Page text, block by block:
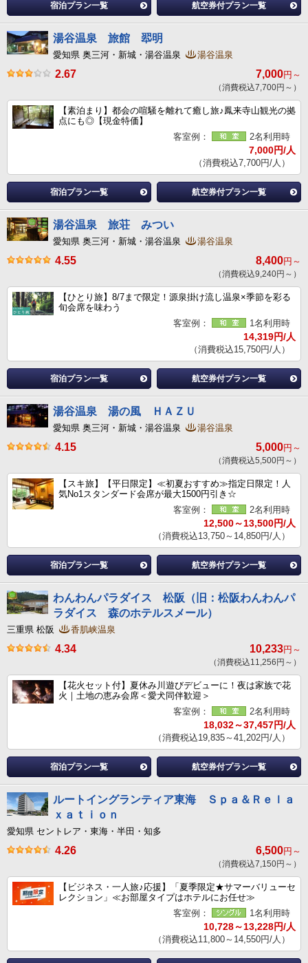
宿泊プラン一覧 航空券付プラン一覧
湯谷温泉 旅館 翆明
愛知県 奥三河・新城・湯谷温泉 湯谷温泉
2.67 7,000円～
（消費税込7,700円～）
【素泊まり】都会の喧騒を離れて癒し旅♪鳳来寺山観光の拠
点にも◎【現金特価】
客室例：
2名利用時
7,000円/人
（消費税込7,700円/人）
宿泊プラン一覧 航空券付プラン一覧
湯谷温泉 旅荘 みつい
愛知県 奥三河・新城・湯谷温泉 湯谷温泉
4.55 8,400円～
（消費税込9,240円～）
【ひとり旅】8/7まで限定！源泉掛け流し温泉×季節を彩る
旬会席を味わう
客室例：
1名利用時
14,319円/人
（消費税込15,750円/人）
宿泊プラン一覧 航空券付プラン一覧
湯谷温泉 湯の風 ＨＡＺＵ
愛知県 奥三河・新城・湯谷温泉 湯谷温泉
4.15 5,000円～
（消費税込5,500円～）
【スキ旅】【平日限定】≪初夏おすすめ≫指定日限定！人
気No1スタンダード会席が最大1500円引き☆
客室例：
2名利用時
12,500～13,500円/人
（消費税込13,750～14,850円/人）
宿泊プラン一覧 航空券付プラン一覧
わんわんパラダイス 松阪（旧：松阪わんわんパ
ラダイス 森のホテルスメール）
三重県 松阪 香肌峡温泉
4.34 10,233円～
（消費税込11,256円～）
【花火セット付】夏休み川遊びデビューに！夜は家族で花
火｜土地の恵み会席＜愛犬同伴歓迎＞
客室例：
2名利用時
18,032～37,457円/人
（消費税込19,835～41,202円/人）
宿泊プラン一覧 航空券付プラン一覧
ルートイングランティア東海 Ｓｐａ＆Ｒｅｌａ
ｘａｔｉｏｎ
愛知県 セントレア・東海・半田・知多
4.26 6,500円～
（消費税込7,150円～）
【ビジネス・一人旅♪応援】「夏季限定★サマーバリューセ
レクション」≪お部屋タイプはホテルにお任せ≫
客室例：
1名利用時
10,728～13,228円/人
（消費税込11,800～14,550円/人）